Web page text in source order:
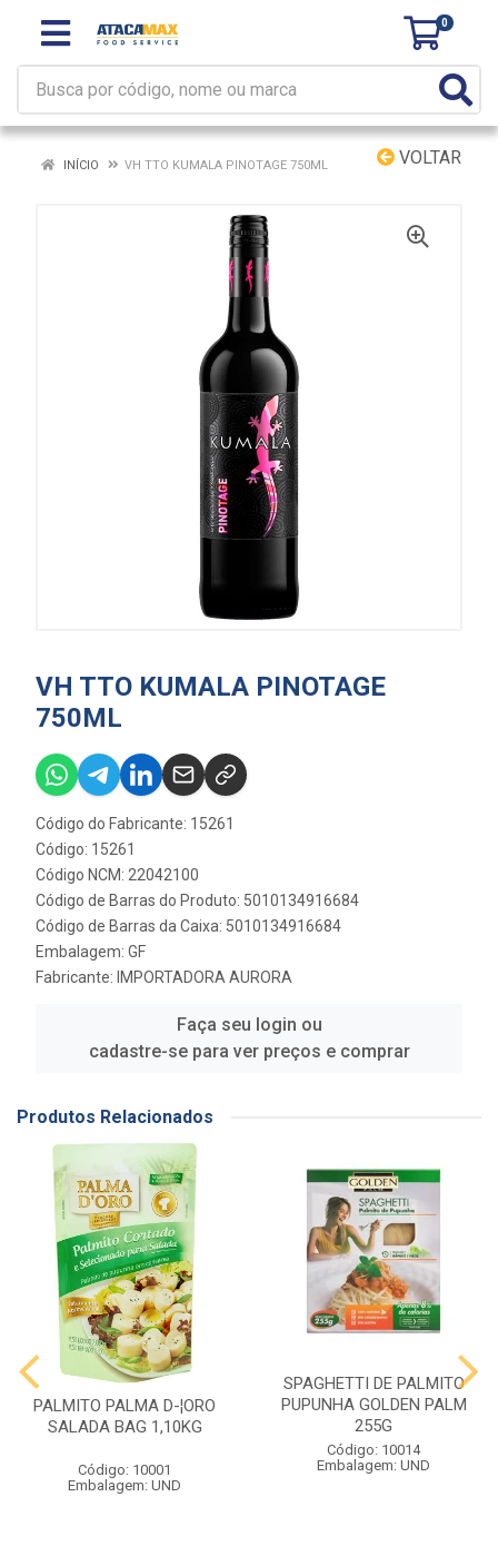
0
VOLTAR
INÍCIO VH TTO KUMALA PINOTAGE 750ML
VH TTO KUMALA PINOTAGE
750ML
Código do Fabricante: 15261
Código: 15261
Código NCM: 22042100
Código de Barras do Produto: 5010134916684
Código de Barras da Caixa: 5010134916684
Embalagem: GF
Fabricante: IMPORTADORA AURORA
Faça seu login ou
cadastre-se para ver preços e comprar
Produtos Relacionados
PALMITO PALMA D-¦ORO
SALADA BAG 1,10KG
Código: 10001
Embalagem: UND
SPAGHETTI DE PALMITO
PUPUNHA GOLDEN PALM
255G
Código: 10014
Embalagem: UND